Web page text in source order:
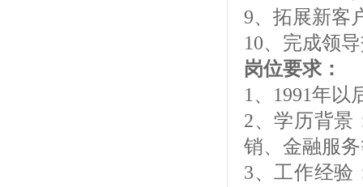
9、拓展新客
10、完成领
岗位要求：
1、1991年以
2、学历背景
销、金融服
3、工作经验